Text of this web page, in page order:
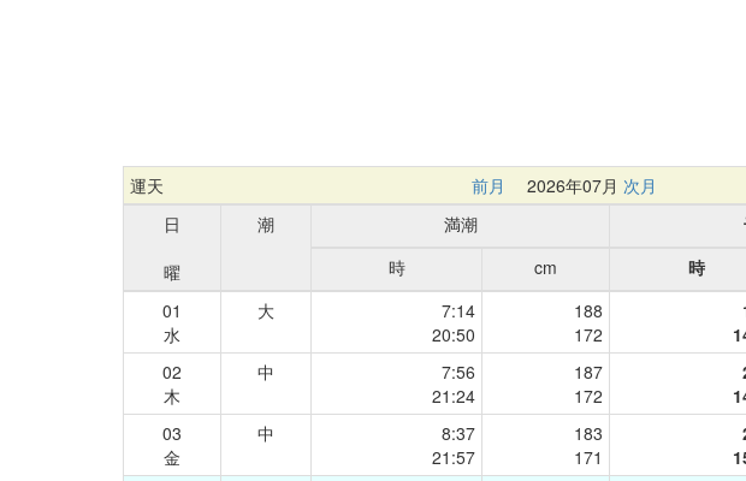
運天 前月 2026年07月 次月
日
曜
潮 満潮
時
cm 時
01
水
大
7:14
20:50
188
172
02
木
中
7:56
21:24
187
172
03
金
中
8:37
21:57
183
171